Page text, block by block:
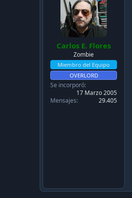
Carlos E. Flores
Zombie
Miembro del Equipo
OVERLORD
Se incorporó
17 Marzo 2005
Mensajes
29.405